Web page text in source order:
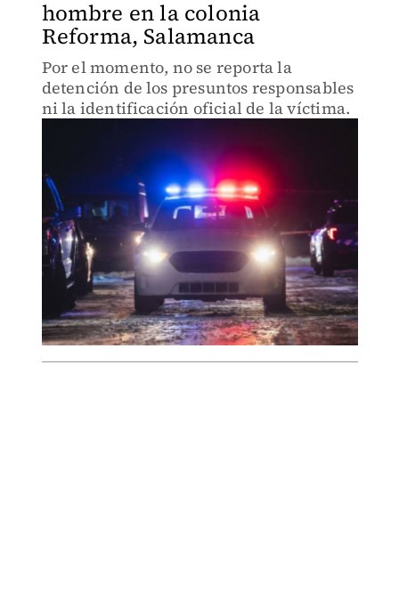
hombre en la colonia
Reforma, Salamanca
Por el momento, no se reporta la
detención de los presuntos responsables
ni la identificación oficial de la víctima.